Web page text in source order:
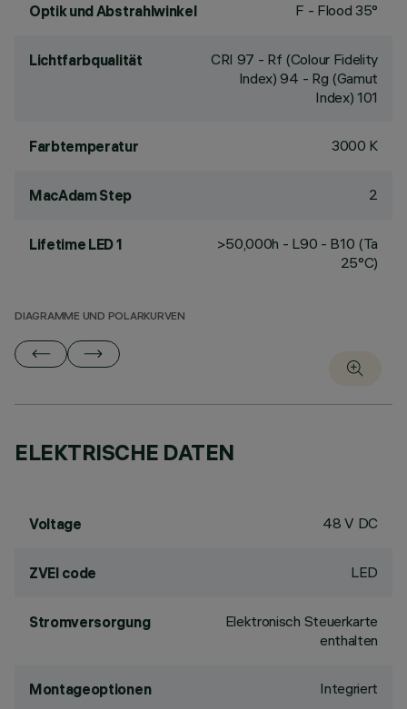
Optik und Abstrahlwinkel F - Flood 35°
Lichtfarbqualität CRI 97 - Rf (Colour Fidelity
Index) 94 - Rg (Gamut
Index) 101
Farbtemperatur 3000 K
MacAdam Step 2
Lifetime LED 1
>50,000h - L90 - B10 (Ta
25°C)
DIAGRAMME UND POLARKURVEN
ELEKTRISCHE DATEN
Voltage 48 V DC
ZVEI code LED
Stromversorgung
Elektronisch Steuerkarte
enthalten
Montageoptionen Integriert